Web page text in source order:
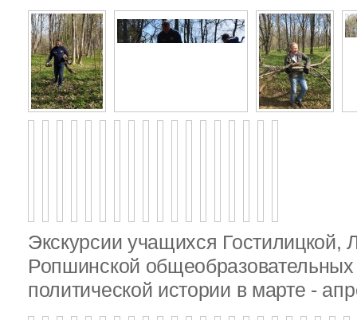
Экскурсии учащихся Гостилицкой,
Ропшинской
политической истории в марте -